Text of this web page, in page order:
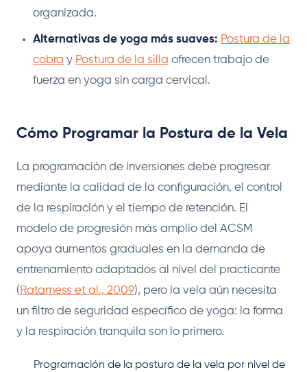
organizada.
Alternativas de yoga más suaves: Postura de la
cobra y Postura de la silla ofrecen trabajo de
fuerza en yoga sin carga cervical.
Cómo Programar la Postura de la Vela
La programación de inversiones debe progresar
mediante la calidad de la configuración, el control
de la respiración y el tiempo de retención. El
modelo de progresión más amplio del ACSM
apoya aumentos graduales en la demanda de
entrenamiento adaptados al nivel del practicante
( Ratamess et al., 2009), pero la vela aún necesita
un filtro de seguridad específico de yoga: la forma
y la respiración tranquila son lo primero.
Programación de la postura de la vela por nivel de